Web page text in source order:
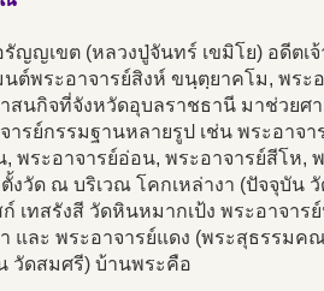
ญญเขต (หลวงปู่จันทร์ เขมิโย) อดีต
นต์พระอาจารย์สิงห์ ขนฺตฺยาคโม, พร
นกิจที่จังหวัดอุบลราชธานี มาช่วยศ
ารย์กรรมฐานหลายรูป เช่น พระอาจ
พระอาจารย์อ่อน, พระอาจารย์สีโห,
งวัด ณ บริเวณ โคกเหล่างา (ปัจจุบัน
เทสรังสี วัดหินหมากเป้ง พระอาจา
และ พระอาจารย์แดง (พระสุธรรมค
วัดสมศรี) บ้านพระคือ